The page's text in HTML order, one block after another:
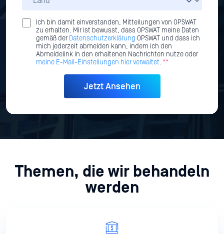
Ich bin damit einverstanden, Mitteilungen von OPSWAT
zu erhalten. Mir ist bewusst, dass OPSWAT meine Daten
gemäß der Datenschutzerklärung OPSWAT und dass ich
mich jederzeit abmelden kann, indem ich den
Abmeldelink in den erhaltenen Nachrichten nutze oder
meine E-Mail-Einstellungen hier verwaltet. **
Themen, die wir behandeln
werden